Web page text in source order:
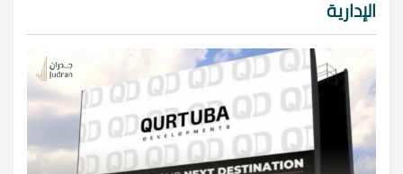
الإدارية